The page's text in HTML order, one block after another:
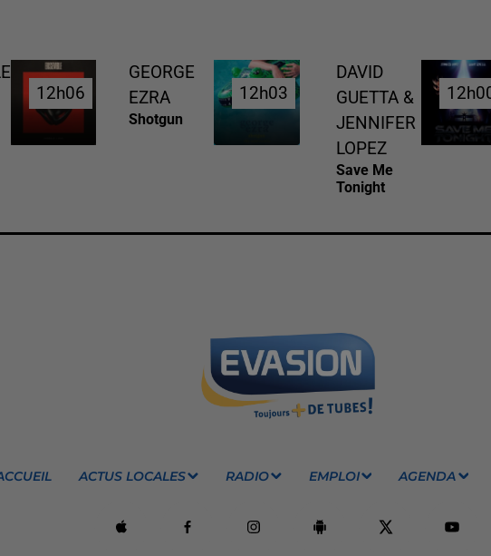
12h06
12h06
GEORGE
EZRA
Shotgun
12h03
12h03
DAVID
GUETTA &
JENNIFER
LOPEZ
Save Me
Tonight
ACTUS LOCALES RADIO EMPLOI AGENDA